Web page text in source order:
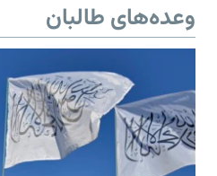
وعده‌های طالبان